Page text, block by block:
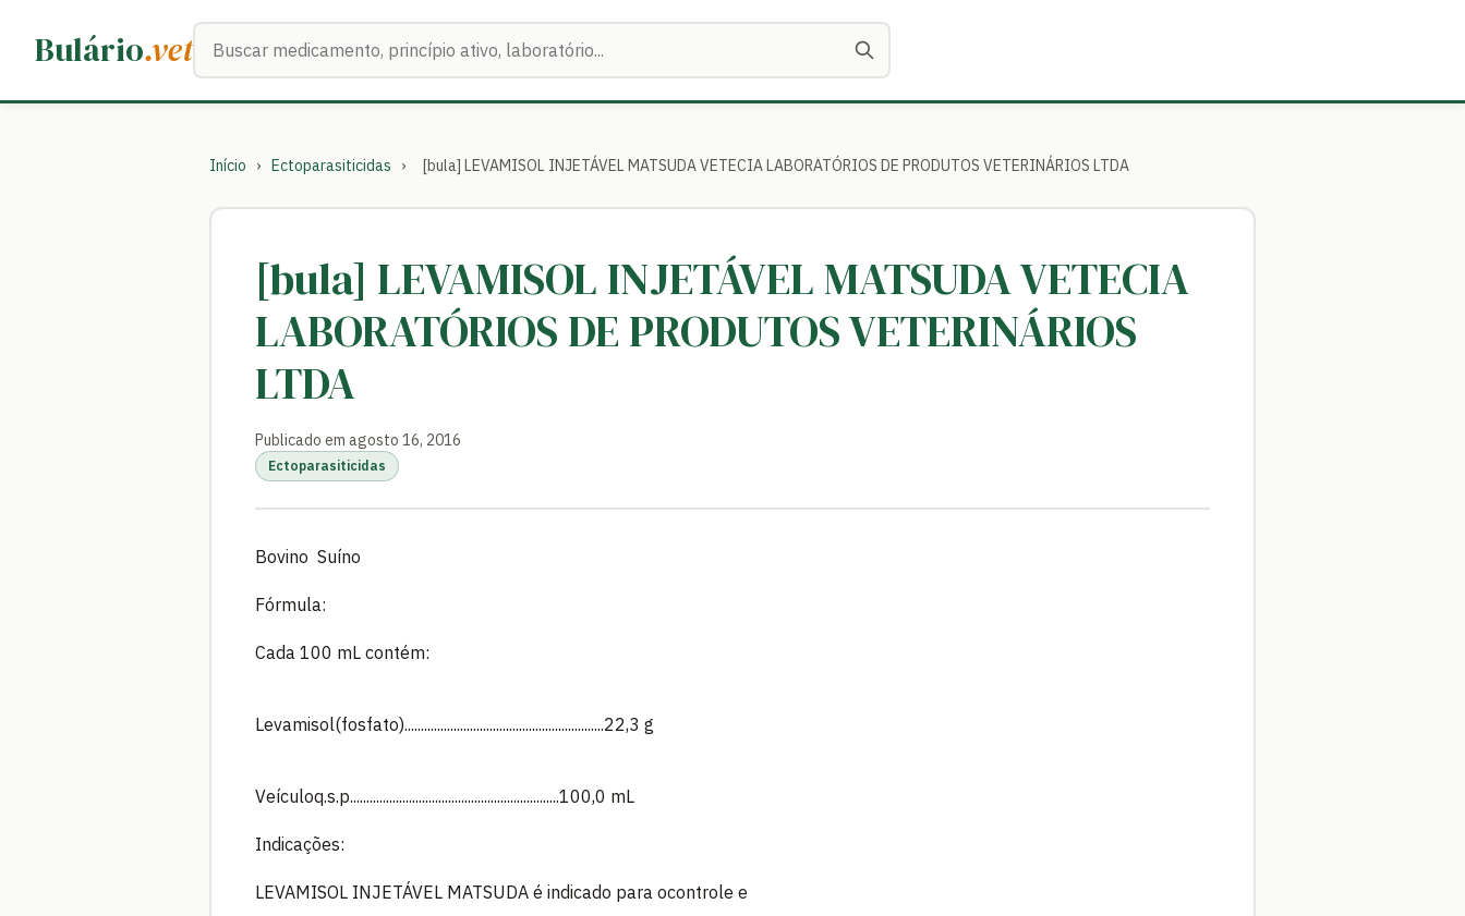
Bulário.vetBuscar medicamentos
Início › Ectoparasiticidas › [bula] LEVAMISOL INJETÁVEL MATSUDA VETECIA LABORATÓRIOS DE PRODUTOS VETERINÁRIOS LTDA
[bula] LEVAMISOL INJETÁVEL MATSUDA VETECIA
LABORATÓRIOS DE PRODUTOS VETERINÁRIOS
LTDA
Publicado em agosto 16, 2016
Ectoparasiticidas
Bovino Suíno
Fórmula:
Cada 100 mL contém:
Levamisol(fosfato).............................................................22,3 g
Veículoq.s.p................................................................100,0 mL
Indicações:
LEVAMISOL INJETÁVEL MATSUDA é indicado para ocontrole e